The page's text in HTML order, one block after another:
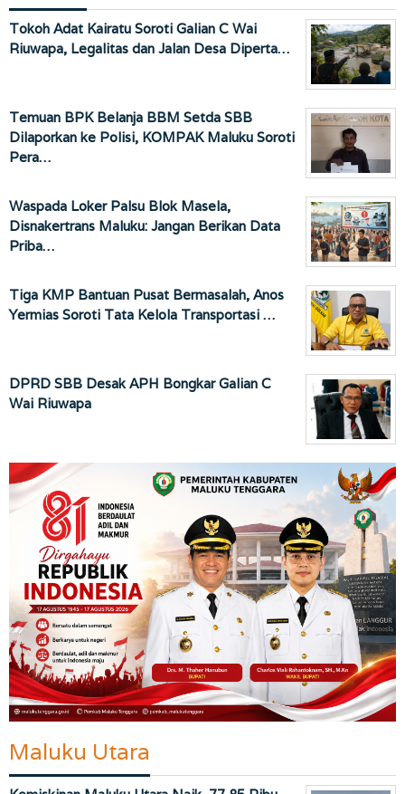
Tokoh Adat Kairatu Soroti Galian C Wai
Riuwapa, Legalitas dan Jalan Desa Diperta…
Temuan BPK Belanja BBM Setda SBB
Dilaporkan ke Polisi, KOMPAK Maluku Soroti
Pera…
Waspada Loker Palsu Blok Masela,
Disnakertrans Maluku: Jangan Berikan Data
Priba…
Tiga KMP Bantuan Pusat Bermasalah, Anos
Yermias Soroti Tata Kelola Transportasi …
DPRD SBB Desak APH Bongkar Galian C
Wai Riuwapa
Maluku Utara